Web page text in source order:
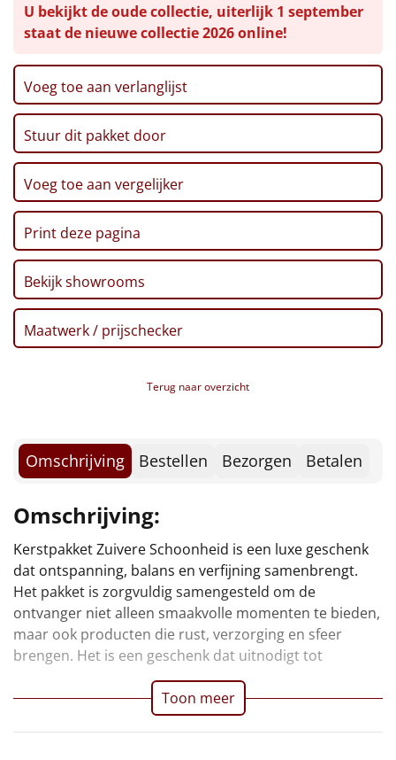
Artikel
Pizzarette
Tas
Wake up light
NIEUW
Borrelplank
Warmtekussen
Slowcooker POPULAIR
Noodradio
Deken (fleece plaid)
Alle artikelen
Overige
Ideeën
Personeel
Doe het zelf
Sinterklaaspakketten
Kerstgeschenken 2026
Hammam handdoek, 95 x 170 cm
Verpakt in een feestelijke geschenkdoos, 38 x 28 x
U bekijkt de oude collectie, uiterlijk 1 september
staat de nieuwe collectie 2026 online!
Voeg toe aan verlanglijst
Stuur dit pakket door
Voeg toe aan vergelijker
Print deze pagina
Bekijk showrooms
Maatwerk / prijschecker
Terug naar overzicht
Omschrijving Bestellen Bezorgen Betalen
Omschrijving:
Kerstpakket Zuivere Schoonheid is een luxe geschenk
dat ontspanning, balans en verfijning samenbrengt.
Het pakket is zorgvuldig samengesteld om de
ontvanger niet alleen smaakvolle momenten te bieden,
maar ook producten die rust, verzorging en sfeer
brengen. Het is een geschenk dat uitnodigt tot
vertragen en genieten, precies wat zo goed past bij de
Toon meer